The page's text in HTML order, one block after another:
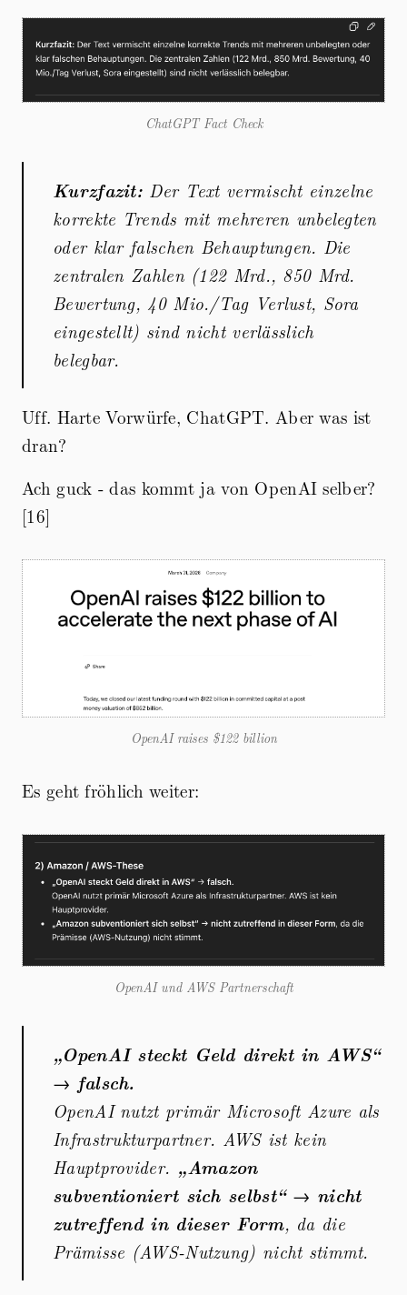
ChatGPT Fact Check
Kurzfazit: Der Text vermischt einzelne
korrekte Trends mit mehreren unbelegten
oder klar falschen Behauptungen. Die
zentralen Zahlen (122 Mrd., 850 Mrd.
Bewertung, 40 Mio./Tag Verlust, Sora
eingestellt) sind nicht verlässlich
belegbar.
Uff. Harte Vorwürfe, ChatGPT. Aber was ist
dran?
Ach guck - das kommt ja von OpenAI selber?
[16]
OpenAI raises $122 billion
Es geht fröhlich weiter:
OpenAI und AWS Partnerschaft
„OpenAI steckt Geld direkt in AWS“
→ falsch.
OpenAI nutzt primär Microsoft Azure als
Infrastrukturpartner. AWS ist kein
Hauptprovider. „Amazon
subventioniert sich selbst“→ nicht
zutreffend in dieser Form, da die
Prämisse (AWS-Nutzung) nicht stimmt.